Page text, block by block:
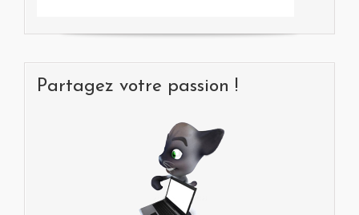
Partagez votre passion !